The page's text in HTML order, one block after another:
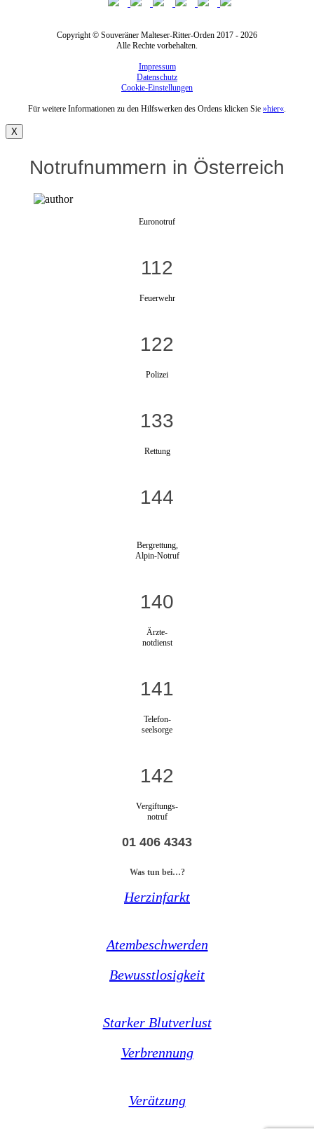
Copyright © Souveräner Malteser-Ritter-Orden 2017 - 2026
Alle Rechte vorbehalten.
Impressum
Datenschutz
Cookie-Einstellungen
Für weitere Informationen zu den Hilfswerken des Ordens klicken Sie »hier«
X
Notrufnummern in Österreich
Euronotruf
112
Feuerwehr
122
Polizei
133
Rettung
144
Bergrettung,
Alpin-Notruf
140
Ärzte-
notdienst
141
Telefon-
seelsorge
142
Vergiftungs-
notruf
01 406 4343
Was tun bei…?
Herzinfarkt
Atembeschwerden
Bewusstlosigkeit
Starker Blutverlust
Verbrennung
Verätzung